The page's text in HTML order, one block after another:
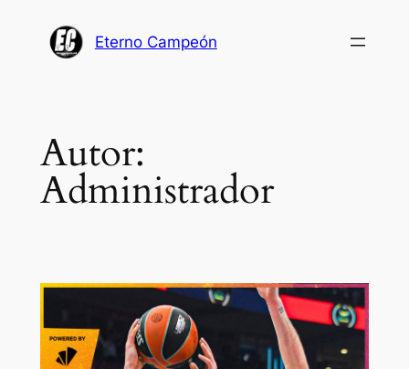
Eterno Campeón
Autor:
Administrador